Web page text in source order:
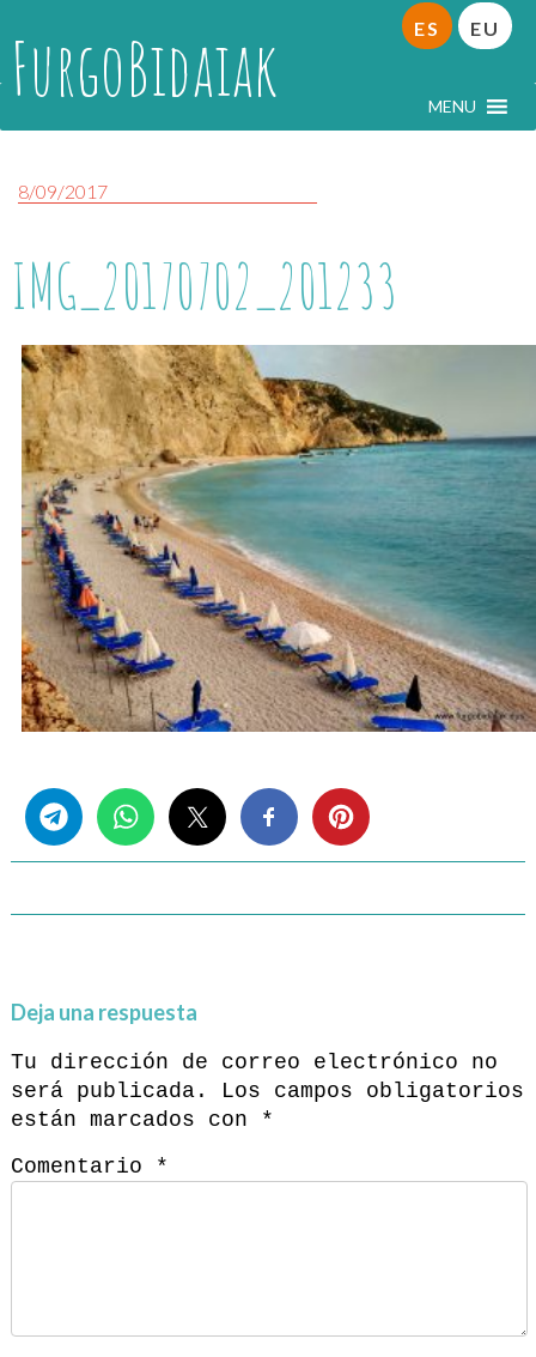
FurgoBidaiak MENU
ES EU
8/09/2017
IMG_20170702_201233
Deja una respuesta
Tu dirección de correo electrónico no
será publicada.
Los campos obligatorios
están marcados con
*
Comentario
*